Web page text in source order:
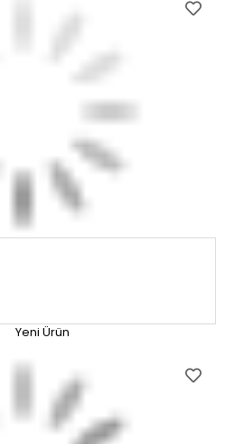
Yeni Ürün